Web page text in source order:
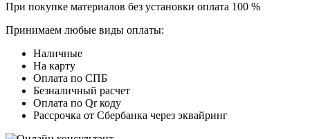
При покупке материалов без установки оплата 100 %
Принимаем любые виды оплаты:
Наличные
На карту
Оплата по СПБ
Безналичный расчет
Оплата по Qr коду
Рассрочка от Сбербанка через эквайринг